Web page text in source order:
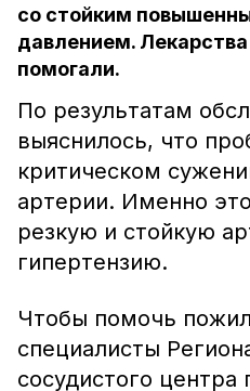
со стойким
давлением.
помогали.
По результатам
выяснилось, что
критическом
артерии. Именно
резкую и стойкую
гипертензию.
Чтобы помочь
специалисты
сосудистого